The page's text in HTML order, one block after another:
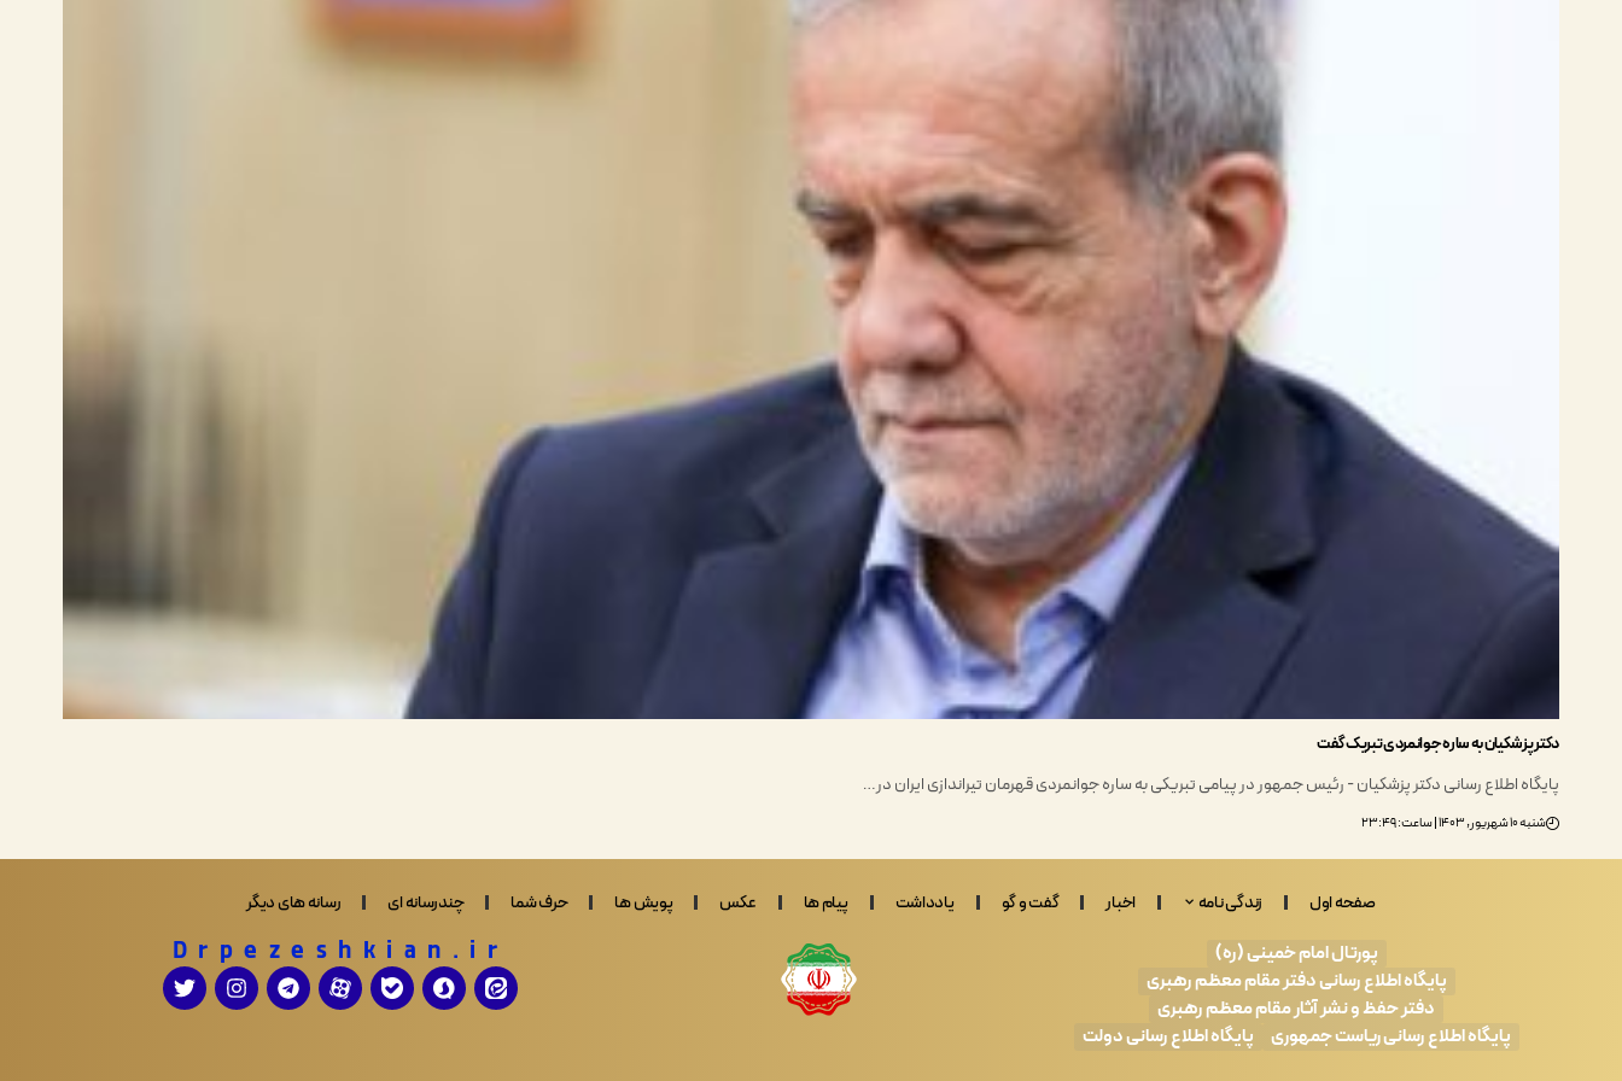
دکتر پزشکیان به ساره جوانمردی تبریک گفت
پایگاه اطلاع رسانی دکتر پزشکیان - رئیس جمهور در پیامی تبریکی به ساره جوانمردی قهرمان تیراندازی ایران در…
شنبه ۱۰ شهریور, ۱۴۰۳ | ساعت: ۲۳:۴۹
صفحه اول زندگی نامه اخبار گفت و گو یادداشت پیام ها عکس پویش ها حرف شما چندرسانه ای رسانه های دیگر
پورتال امام خمینی (ره)
پایگاه اطلاع رسانی دفتر مقام معظم رهبری
دفتر حفظ و نشر آثار مقام معظم رهبری
پایگاه اطلاع رسانی ریاست جمهوری
پایگاه اطلاع رسانی دولت
Drpezeshkian.ir